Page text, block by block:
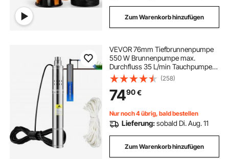
Zum Warenkorb hinzufügen
VEVOR 76mm Tiefbrunnenpumpe
550 W Brunnenpumpe max.
Durchfluss 35 L/min Tauchpumpe
max. Förderhöhe 108 m
Tauchwasserpumpe sandbeständig
<5% max. Drehzahl
(258)
7490€
Nur noch 4 übrig, bald bestellen
Lieferung:sobald Di. Aug. 11
Zum Warenkorb hinzufügen